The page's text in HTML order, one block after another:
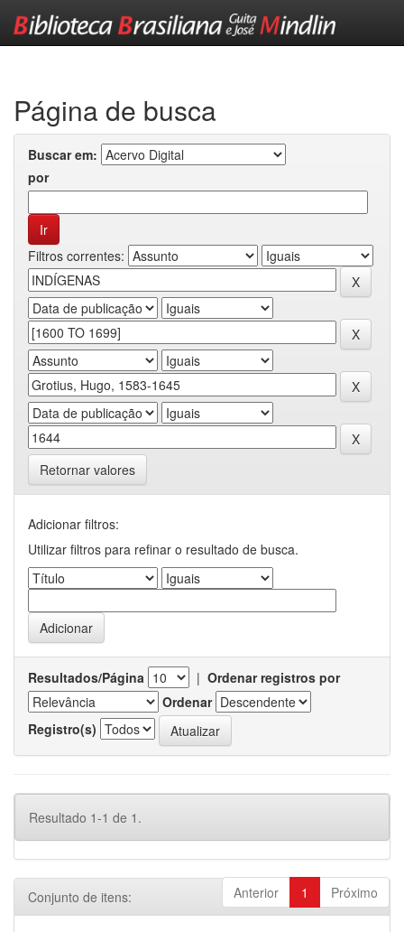
Página de busca
Buscar em:
por
Filtros correntes:
Retornar valores
Adicionar filtros:
Utilizar filtros para refinar o resultado de busca.
Resultados/Página | Ordenar registros por
Ordenar
Registro(s)
Resultado 1-1 de 1.
Anterior 1 Próximo
Conjunto de itens: